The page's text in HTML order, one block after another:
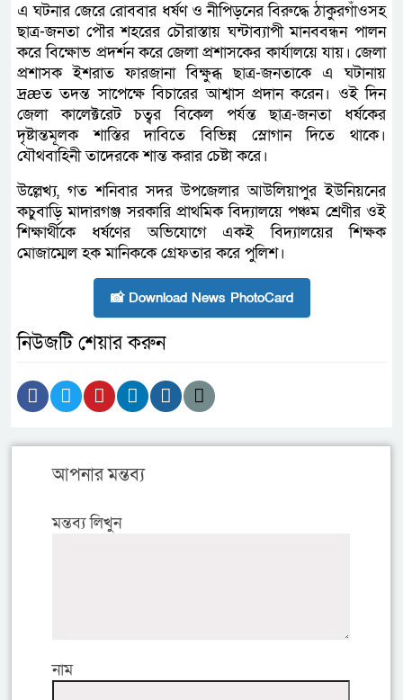
এ ঘটনার জেরে রোববার ধর্ষণ ও নীপিড়নের বিরুদ্ধে ঠাকুরগাঁওসহ
ছাত্র-জনতা পৌর শহরের চৌরাস্তায় ঘন্টাব্যাপী মানববন্ধন পালন
করে বিক্ষোভ প্রদর্শন করে জেলা প্রশাসকের কার্যালয়ে যায়। জেলা
প্রশাসক ইশরাত ফারজানা বিক্ষুব্ধ ছাত্র-জনতাকে এ ঘটানায়
দ্রæত তদন্ত সাপেক্ষে বিচারের আশ্বাস প্রদান করেন। ওই দিন
জেলা কালেক্টরেট চত্বর বিকেল পর্যন্ত ছাত্র-জনতা ধর্ষকের
দৃষ্টান্তমূলক শাস্তির দাবিতে বিভিন্ন স্লোগান দিতে থাকে।
যৌথবাহিনী তাদেরকে শান্ত করার চেষ্টা করে।
উল্লেখ্য, গত শনিবার সদর উপজেলার আউলিয়াপুর ইউনিয়নের
কচুবাড়ি মাদারগঞ্জ সরকারি প্রাথমিক বিদ্যালয়ে পঞ্চম শ্রেণীর ওই
শিক্ষার্থীকে ধর্ষণের অভিযোগে একই বিদ্যালয়ের শিক্ষক
মোজাম্মেল হক মানিককে গ্রেফতার করে পুলিশ।
📸 Download News PhotoCard
নিউজটি শেয়ার করুন
আপনার মন্তব্য
মন্তব্য লিখুন
নাম